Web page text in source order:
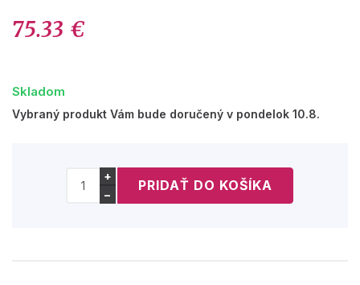
75.33 €
Skladom
Vybraný produkt Vám bude doručený v pondelok 10.8.
+
−